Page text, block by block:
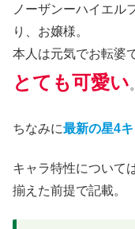
ノーザンーハイエル
り、お嬢様。
本人は元気でお転婆
とても可愛い。
ちなみに最新の星4キ
キャラ特性について
揃えた前提で記載。